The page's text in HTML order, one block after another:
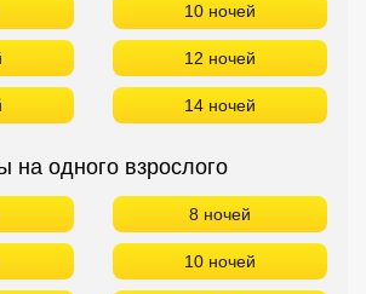
10 ночей
12 ночей
14 ночей
на одного взрослого
8 ночей
10 ночей